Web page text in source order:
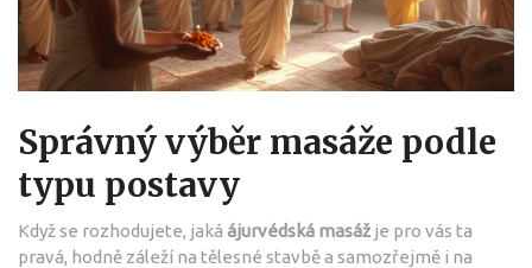
Správný výběr masáže podle
typu postavy
Když se rozhodujete, jaká ájurvédská masáž je pro vás ta
pravá, hodně záleží na tělesné stavbě a samozřejmě i na